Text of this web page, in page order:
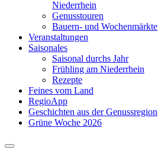
Niederrhein
Genusstouren
Bauern- und Wochenmärkte
Veranstaltungen
Saisonales
Saisonal durchs Jahr
Frühling am Niederrhein
Rezepte
Feines vom Land
RegioApp
Geschichten aus der Genussregion
Grüne Woche 2026